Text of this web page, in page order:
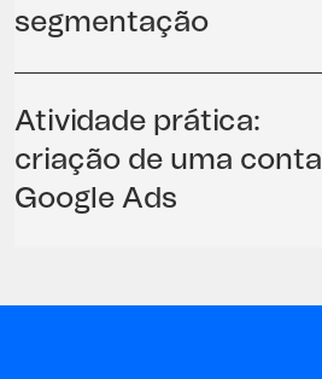
segmentação
Atividade prática:
criação de uma conta
Google Ads